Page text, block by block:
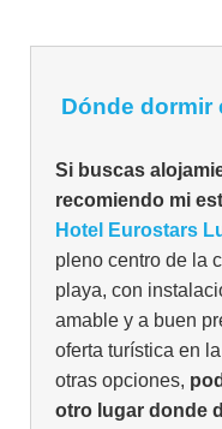
Dónde dormir
Si buscas
recomiendo mi
Hotel Eurostars
pleno centro de la
playa, con
amable y a buen
oferta turística en
otras opciones,
otro lugar donde